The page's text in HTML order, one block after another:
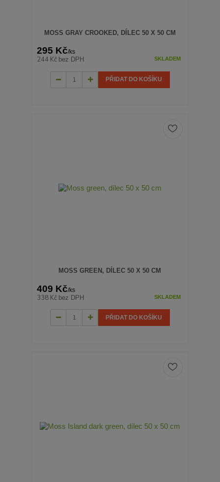
MOSS GRAY CROOKED, DÍLEC 50 X 50 CM
295 Kč/ks
244 Kč bez DPH SKLADEM
PŘIDAT DO KOŠÍKU
MOSS GREEN, DÍLEC 50 X 50 CM
409 Kč/ks
338 Kč bez DPH SKLADEM
PŘIDAT DO KOŠÍKU